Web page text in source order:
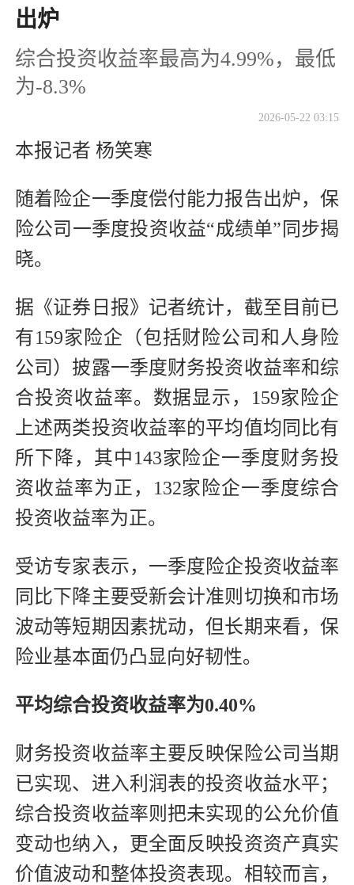
出炉
综合投资收益率最高为4.99%，最低
为-8.3%
2026-05-22 03:15
本报记者 杨笑寒
随着险企一季度偿付能力报告出炉，保
险公司一季度投资收益“成绩单”同步揭
晓。
据《证券日报》记者统计，截至目前已
有159家险企（包括财险公司和人身险
公司）披露一季度财务投资收益率和综
合投资收益率。数据显示，159家险企
上述两类投资收益率的平均值均同比有
所下降，其中143家险企一季度财务投
资收益率为正，132家险企一季度综合
投资收益率为正。
受访专家表示，一季度险企投资收益率
同比下降主要受新会计准则切换和市场
波动等短期因素扰动，但长期来看，保
险业基本面仍凸显向好韧性。
平均综合投资收益率为0.40%
财务投资收益率主要反映保险公司当期
已实现、进入利润表的投资收益水平；
综合投资收益率则把未实现的公允价值
变动也纳入，更全面反映投资资产真实
价值波动和整体投资表现。相较而言，